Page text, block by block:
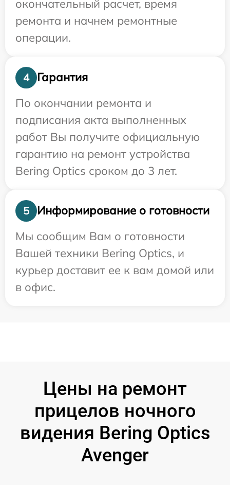
окончательный расчет, время
ремонта и начнем ремонтные
операции.
4
Гарантия
По окончании ремонта и
подписания акта выполненных
работ Вы получите официальную
гарантию на ремонт устройства
Bering Optics сроком до 3 лет.
5
Информирование о готовности
Мы сообщим Вам о готовности
Вашей техники Bering Optics, и
курьер доставит ее к вам домой или
в офис.
Цены на ремонт
прицелов ночного
видения Bering Optics
Avenger